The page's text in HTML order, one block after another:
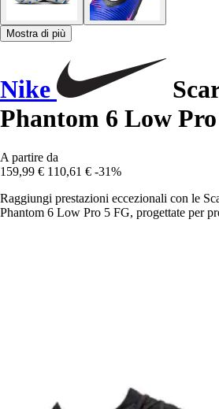
Mostra di più
Nike
Phantom 6 Low
A partire da
159,99 € 110,61 € -31%
Raggiungi prestazioni eccezionali con le
Phantom 6 Low Pro 5 FG, progettate per